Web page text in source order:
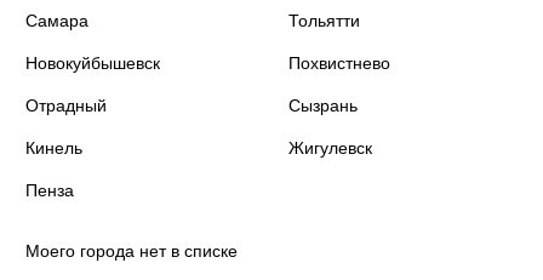
978-5-04-199913-1
Самара Тольятти
Новокуйбышевск Похвистнево
Отрадный Сызрань
Кинель Жигулевск
Пенза
Моего города нет в списке